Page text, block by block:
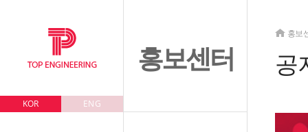
KOR ENG
홍보센터
홍보
공